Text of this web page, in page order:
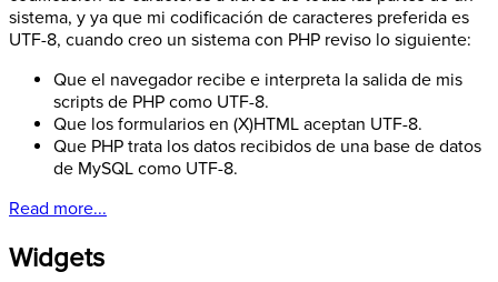
sistema, y ya que mi codificación de caracteres preferida es
UTF-8, cuando creo un sistema con PHP reviso lo siguiente:
Que el navegador recibe e interpreta la salida de mis
scripts de PHP como UTF-8.
Que los formularios en (X)HTML aceptan UTF-8.
Que PHP trata los datos recibidos de una base de datos
de MySQL como UTF-8.
Read more...
Widgets